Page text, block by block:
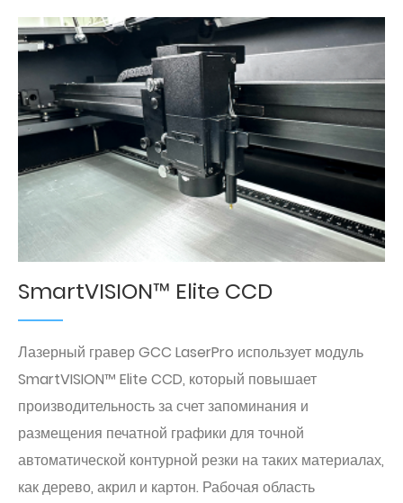
SmartVISION™ Elite CCD
Лазерный гравер GCC LaserPro использует модуль
SmartVISION™ Elite CCD, который повышает
производительность за счет запоминания и
размещения печатной графики для точной
автоматической контурной резки на таких материалах,
как дерево, акрил и картон. Рабочая область